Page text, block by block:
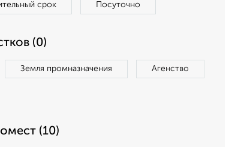
срок Посуточно
(0)
Земля промназначения Агенство
(10)